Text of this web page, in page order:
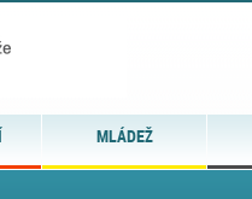
MLÁDEŽ